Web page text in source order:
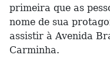
primeira que as
nome de sua
assistir à Avenida
Carminha.